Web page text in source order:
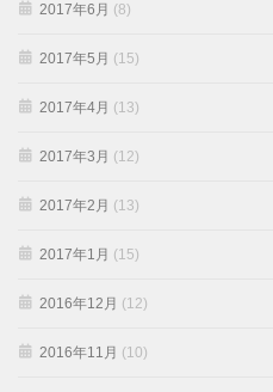
2017年6月 (8)
2017年5月 (15)
2017年4月 (13)
2017年3月 (12)
2017年2月 (13)
2017年1月 (15)
2016年12月 (12)
2016年11月 (10)